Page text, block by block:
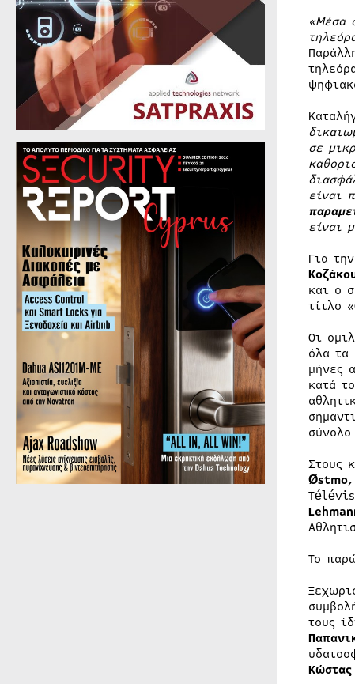
«Μέσα
σε
είναι
είναι
Για
και ο
τίτλο
Οι
όλα τα
μήνες
κατά
Στους
Østmo,
Το
τους
Κώστας